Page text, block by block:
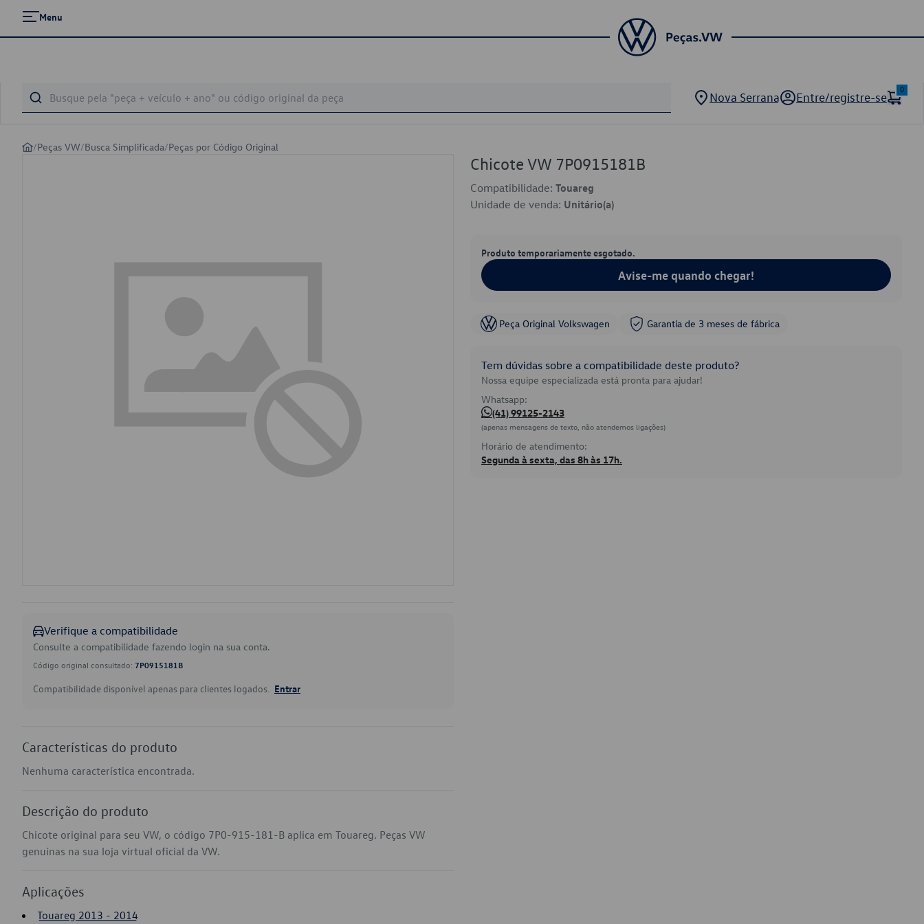
Menu
Nova Serrana Entre/registre-se
0
/Peças VW/Busca Simplificada/Peças por Código Original
Verifique a compatibilidade
Consulte a compatibilidade fazendo login na sua conta.
Código original consultado: 7P0915181B
Compatibilidade disponível apenas para clientes logados. Entrar
Características do produto
Nenhuma característica encontrada.
Descrição do produto
Chicote original para seu VW, o código 7P0-915-181-B aplica em Touareg. Peças VW
genuínas na sua loja virtual oficial da VW.
Aplicações
Touareg 2013 - 2014
Chicote VW 7P0915181B
Compatibilidade: Touareg
Unidade de venda: Unitário(a)
Produto temporariamente esgotado.
Avise-me quando chegar!
Peça Original Volkswagen Garantia de 3 meses de fábrica
Tem dúvidas sobre a compatibilidade deste produto?
Nossa equipe especializada está pronta para ajudar!
Whatsapp:
(41) 99125-2143
(apenas mensagens de texto, não atendemos ligações)
Horário de atendimento:
Segunda à sexta, das 8h às 17h.